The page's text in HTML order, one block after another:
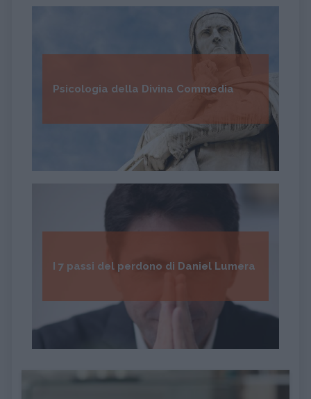
Psicologia della Divina Commedia
I 7 passi del perdono di Daniel Lumera